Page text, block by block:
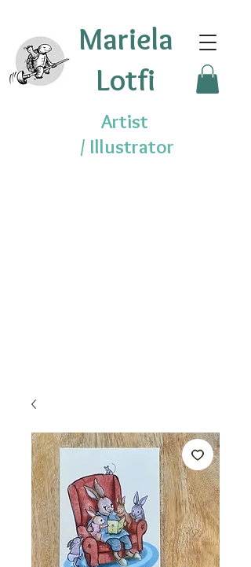
Mariela
Lotfi
Artist
/ Illustrator